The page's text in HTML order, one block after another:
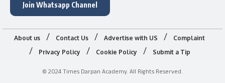
Join Whatsapp Channel
About us Contact Us Advertise with US
Complaint
Privacy Policy
Cookie Policy Submit a Tip
© 2024 Times Darpan Academy. All Rights Reserved.